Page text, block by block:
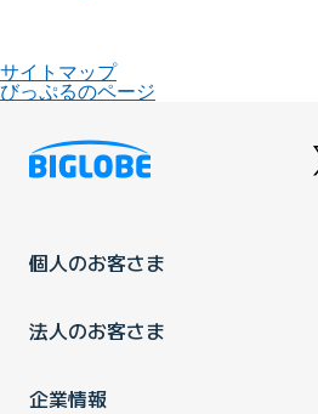
サイトマップ
びっぷるのページ
個人のお客さま
法人のお客さま
企業情報